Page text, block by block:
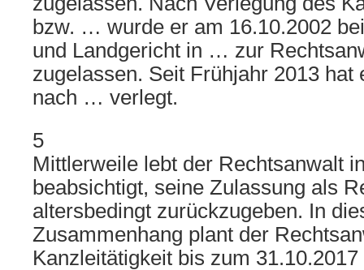
bzw. … wurde er am 16.10.2002
und Landgericht in … zur
zugelassen. Seit Frühjahr 2013 hat
nach … verlegt.
5
Mittlerweile lebt der Rechtsanwalt
beabsichtigt, seine Zulassung als
altersbedingt zurückzugeben. In
Zusammenhang plant der
Kanzleitätigkeit bis zum